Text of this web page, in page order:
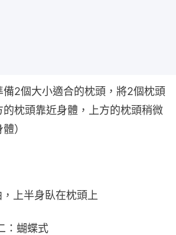
備2個大小適合的枕頭，將2個枕頭
枕頭靠近身體，上方的枕頭稍微
）
上半身臥在枕頭上
：蝴蝶式